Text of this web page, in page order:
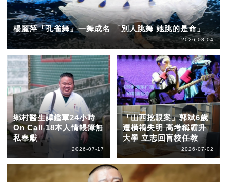
楊麗萍「孔雀舞」一舞成名 「別人跳舞 她跳的是命」
2026-08-04
鄉村醫生譚鑑軍24小時
On Call 18本人情帳簿無
私奉獻
2026-07-17
「山西挖眼案」郭斌6歲
遭橫禍失明 高考稱霸升
大學 立志回盲校任教
2026-07-02